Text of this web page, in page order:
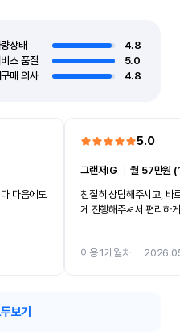
상태
4.8
스 품질
5.0
매 의사
4.8
다음에도
5.0
그랜저IG ㅣ월 57만원
친절히 상담해주시고, 바
게 진행해주셔서 편리하
이용 1개월차ㅣ
보기